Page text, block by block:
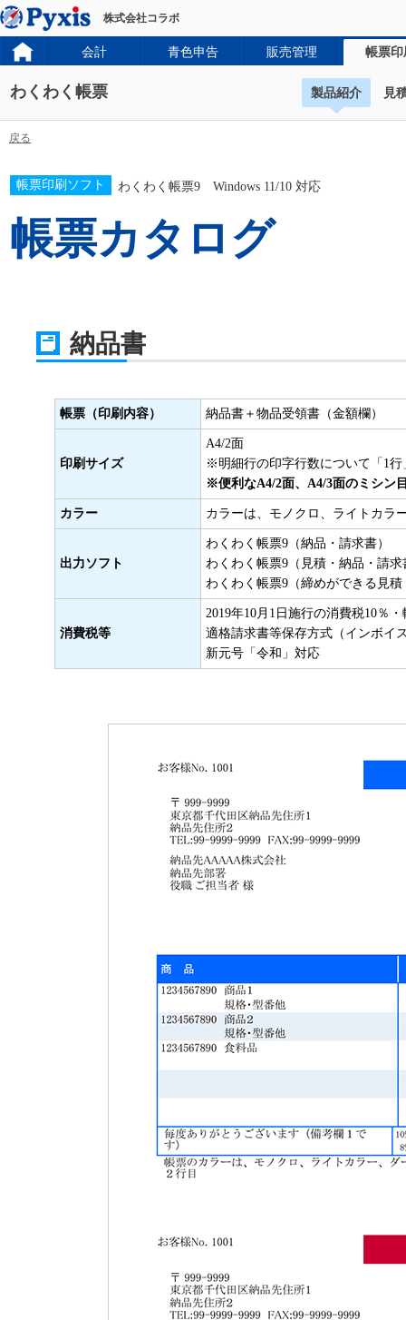
株式会社コラボ
会計 青色申告 販売管理 帳票印
わくわく帳票 製品紹介 見
戻る
帳票印刷ソフト わくわく帳票9 Windows 11/10 対応
帳票カタログ
納品書
帳票（印刷内容） 納品書＋物品受領書（金額欄）
印刷サイズ
A4/2面
※明細行の印字行数について「1
※便利なA4/2面、A4/3面のミシン
カラー カラーは、モノクロ、ライトカラ
出力ソフト
わくわく帳票9（納品・請求書）
わくわく帳票9（見積・納品・請求
わくわく帳票9（締めができる見
消費税等
2019年10月1日施行の消費税10％
適格請求書等保存方式（インボイ
新元号「令和」対応